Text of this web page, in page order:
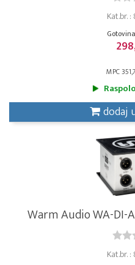
Kat.br.
MPC
dodaj
Warm Audio WA-DI-
Kat.br.